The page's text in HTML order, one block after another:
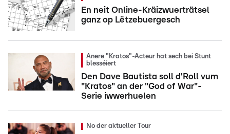
En neit Online-Kräizwuerträtsel
ganz op Lëtzebuergesch
Anere "Kratos"-Acteur hat sech bei Stunt
blesséiert
Den Dave Bautista soll d'Roll vum
"Kratos" an der "God of War"-
Serie iwwerhuelen
No der aktueller Tour